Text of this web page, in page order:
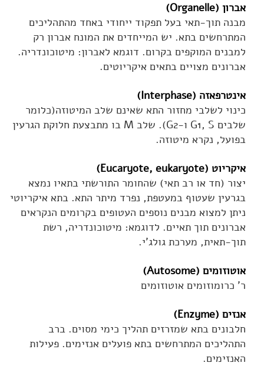
אברון (Organelle)
מבנה תוך-תאי בעל תפקוד ייחודי באחד מהתהליכים
המתרחשים בתא. יש המייחדים את המונח אברון רק
למבנים המוקפים בקרום. דוגמא לאברון: מיטוכונדריה.
אברונים מצויים בתאים איקריוטים.
אינטרפאזה (Interphase)
כינוי לשלבי מחזור התא שאינם שלב המיטוזה(כלומר
שלבים G1, S ו-G2). שלב M בו מתבצעת חלוקת הגרעין
בפועל, נקרא מיטוזה.
איקריוט (Eucaryote, eukaryote)
יצור (חד או רב תאי) שהחומר התורשתי בתאיו נמצא
בגרעין שעטוף במעטפת, נפרד מיתר התא. בתא איקריוטי
ניתן למצוא מבנים נוספים העטופים בקרומים הנקראים
אברונים תוך תאיים. לדוגמא: מיטוכונדריה, רשת
תוך-תאית, מערכת גולג'י.
אוטוזומים (Autosome)
ר' כרומוזומים אוטוזומים
אנזים (Enzyme)
חלבונים בתא שמזרזים תהליך כימי מסוים. ברב
התהליכים המתרחשים בתא פועלים אנזימים. פעילות
האנזימים.